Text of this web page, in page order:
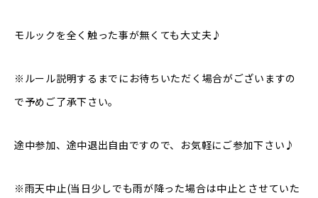
モルックを全く触った事が無くても大丈夫♪
※ルール説明するまでにお待ちいただく場合がございますの
で予めご了承下さい。
途中参加、途中退出自由ですので、お気軽にご参加下さい♪
※雨天中止(当日少しでも雨が降った場合は中止とさせていた